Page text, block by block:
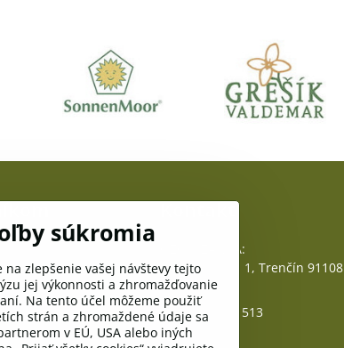
údajov
Kontakt
OZC JUŽANKA:
gen. Svobodu 1, Trenčín 91108
Telefón:
+421 903 996 513
E-mail:
súkromia
na zlepšenie vašej návštevy tejto
jej výkonnosti a zhromažďovanie
Na tento účel môžeme použiť
strán a zhromaždené údaje sa
v EÚ, USA alebo iných